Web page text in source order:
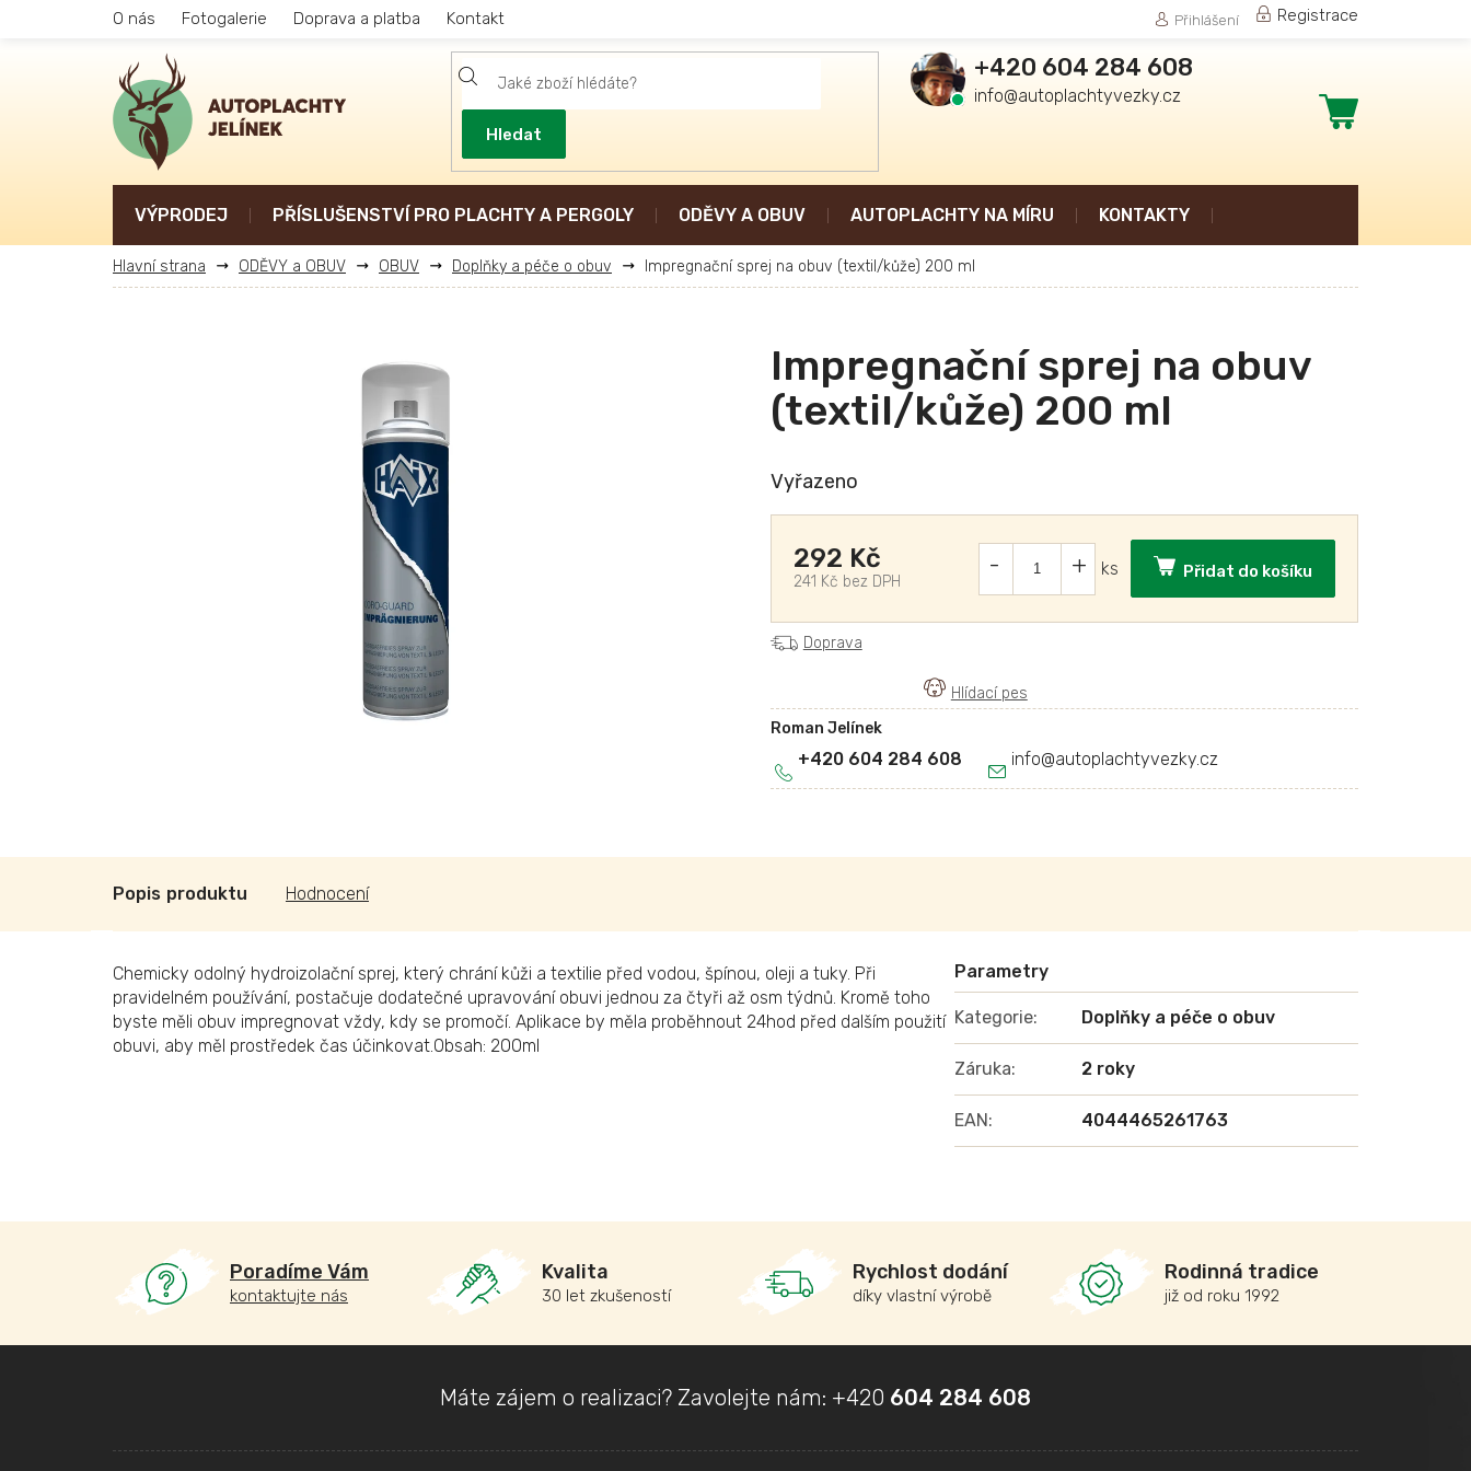
O nás Fotogalerie Doprava a platba Kontakt Registrace
Přihlášení
Hledat
+420 604 284 608
info@autoplachtyvezky.cz
Nákupní
VÝPRODEJ PŘÍSLUŠENSTVÍ PRO PLACHTY A PERGOLY ODĚVY A OBUV AUTOPLACHTY NA MÍRU KONTAKTY
ODĚVY a OBUV OBUV Doplňky a péče o obuv Impregnační sprej na obuv (textil/kůže) 200 ml
Vyřazeno
292 Kč
241 Kč bez DPH
Přidat do košíku
Impregnační sprej na obuv
(textil/kůže) 200 ml
Roman Jelínek
info@autoplachtyvezky.cz
+420 604 284 608
Doprava
Poradíme Vám
kontaktujte nás
Kvalita
30 let zkušeností
Rychlost dodání
díky vlastní výrobě
Rodinná tradice
již od roku 1992
Popis Hodnocení
Chemicky odolný hydroizolační sprej, který chrání kůži a textilie před vodou, špínou, oleji a tuky. Při
pravidelném používání, postačuje dodatečné upravování obuvi jednou za čtyři až osm týdnů. Kromě toho
byste měli obuv impregnovat vždy, kdy se promočí. Aplikace by měla proběhnout 24hod před dalším použití
obuvi, aby měl prostředek čas účinkovat.Obsah: 200ml
Kategorie: Doplňky a péče o obuv
Záruka: 2 roky
EAN: 4044465261763
Máte zájem o realizaci? Zavolejte nám: +420 604 284 608